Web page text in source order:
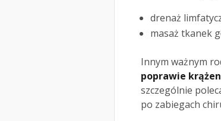
drenaż
masaż tkanek
Innym ważnym
poprawie
szczególnie
po zabiegach